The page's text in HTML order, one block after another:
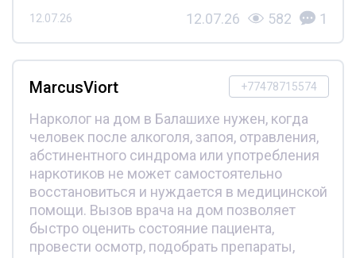
12.07.26 12.07.26 582 1
+77478715574
MarcusViort
Нарколог на дом в Балашихе нужен, когда
человек после алкоголя, запоя, отравления,
абстинентного синдрома или употребления
наркотиков не может самостоятельно
восстановиться и нуждается в медицинской
помощи. Вызов врача на дом позволяет
быстро оценить состояние пациента,
провести осмотр, подобрать препараты,